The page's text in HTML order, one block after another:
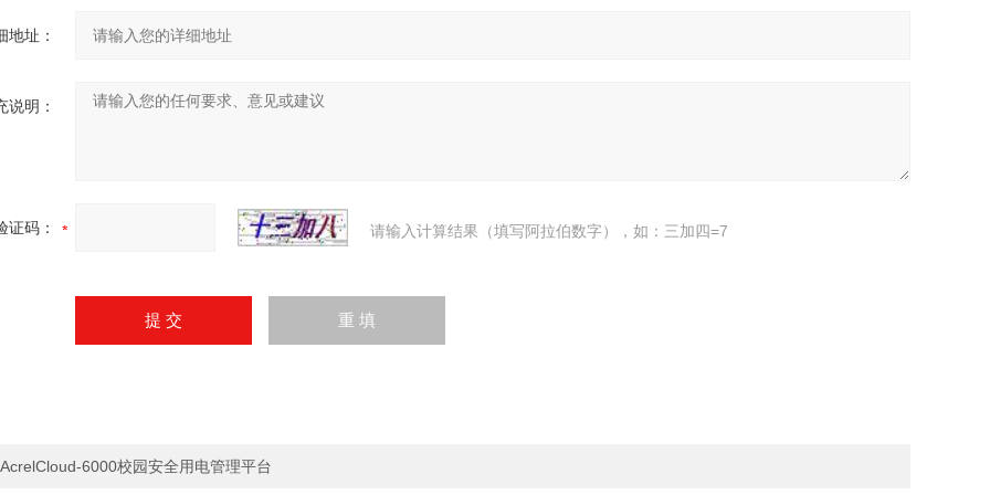
地址：
说明：
证码： 请输入计算结果（填写阿拉伯数字），如：三加四=7
AcrelCloud-6000校园安全用电管理平台